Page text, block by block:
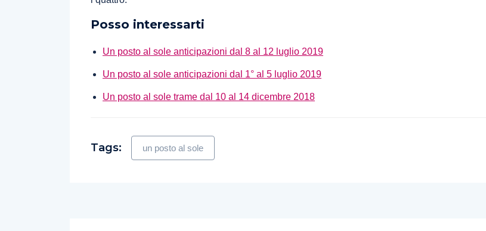
Posso interessarti
Un posto al sole anticipazioni dal 8 al 12 luglio 2019
Un posto al sole anticipazioni dal 1° al 5 luglio 2019
Un posto al sole trame dal 10 al 14 dicembre 2018
Tags: un posto al sole